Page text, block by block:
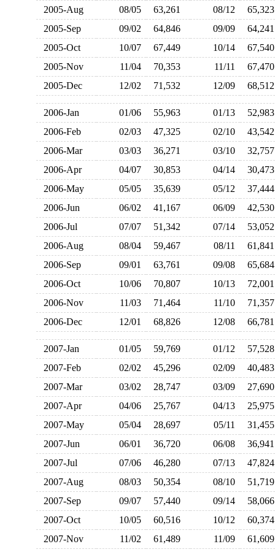
2005-Aug 08/05 63,261 08/12
2005-Sep
09/02 64,846 09/09
2005-Oct
10/07 67,449 10/14
2005-Nov
11/04 70,353 11/11
2005-Dec
12/02 71,532 12/09
2006-Jan 01/06 55,963 01/13
2006-Feb
02/03 47,325 02/10
2006-Mar
03/03 36,271 03/10
2006-Apr
04/07 30,853 04/14
2006-May
05/05 35,639 05/12
2006-Jun
06/02 41,167 06/09
2006-Jul
07/07 51,342 07/14
2006-Aug
08/04 59,467 08/11
2006-Sep
09/01 63,761 09/08
2006-Oct
10/06 70,807 10/13
2006-Nov
11/03 71,464 11/10
2006-Dec
12/01 68,826 12/08
2007-Jan 01/05 59,769 01/12
2007-Feb
02/02 45,296 02/09
2007-Mar
03/02 28,747 03/09
2007-Apr
04/06 25,767 04/13
2007-May
05/04 28,697 05/11
2007-Jun
06/01 36,720 06/08
2007-Jul
07/06 46,280 07/13
2007-Aug
08/03 50,354 08/10
2007-Sep
09/07 57,440 09/14
2007-Oct
10/05 60,516 10/12
2007-Nov
11/02 61,489 11/09